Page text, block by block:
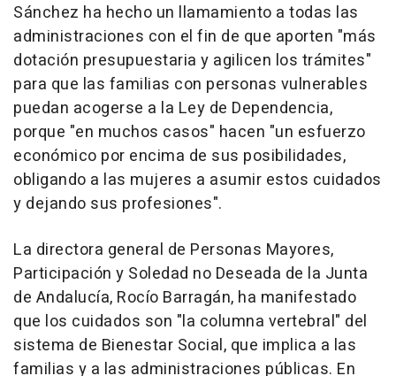
Sánchez ha hecho un llamamiento a todas las
administraciones con el fin de que aporten "más
dotación presupuestaria y agilicen los trámites"
para que las familias con personas vulnerables
puedan acogerse a la Ley de Dependencia,
porque "en muchos casos" hacen "un esfuerzo
económico por encima de sus posibilidades,
obligando a las mujeres a asumir estos cuidados
y dejando sus profesiones".
La directora general de Personas Mayores,
Participación y Soledad no Deseada de la Junta
de Andalucía, Rocío Barragán, ha manifestado
que los cuidados son "la columna vertebral" del
sistema de Bienestar Social, que implica a las
familias y a las administraciones públicas. En